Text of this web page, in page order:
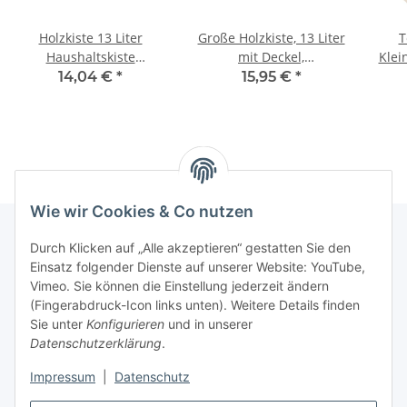
Wie wir Cookies & Co nutzen
Durch Klicken auf „Alle akzeptieren“ gestatten Sie den
Einsatz folgender Dienste auf unserer Website: YouTube,
Vimeo. Sie können die Einstellung jederzeit ändern
(Fingerabdruck-Icon links unten). Weitere Details finden
Sie unter Konfigurieren und in unserer
Datenschutzerklärung.
Impressum Datenschutz
Holzkiste 13 Liter
Haushaltskiste
40 × 30 × 14 cm Box
14,04 € *
Große Holzkiste, 13 Liter
mit Deckel,
40 × 30 × 14 cm
15,95 € *
Informationen
Gesetzliche Informationen